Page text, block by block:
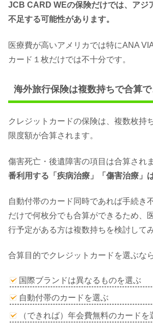
JCB CARD WEの保険だけでは、アジ
不足する可能性があります。
医療費が高いアメリカでは特にANA
カード１枚だけでは不十分です。
海外旅行保険は複数持ちで合算
クレジットカードの保険は、複数枚持
限度額が合算されます。
傷害死亡・後遺障害の項目は合算され
番利用する「疾病治療」「傷害治療」
自動付帯のカード同時であれば手続き
だけで何枚分でも合算ができるため、
行予定がある方は複数持ちを検討して
合算目的でクレジットカードを選ぶな
国際ブランドは異なるものを選ぶ
自動付帯のカードを選ぶ
（できれば）年会費無料のカードを